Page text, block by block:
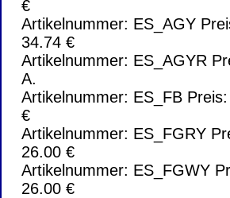
€
Artikelnummer: ES_AGY
34.74 €
Artikelnummer: ES_AGYR
A.
Artikelnummer: ES_FB
€
Artikelnummer: ES_FGRY
26.00 €
Artikelnummer: ES_FGWY
26.00 €